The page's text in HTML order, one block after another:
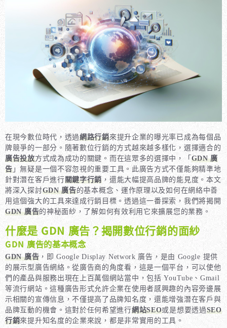
在現今數位時代，透過網路行銷來提升企業的曝光率已成為每個品
牌競爭的一部分。隨著數位行銷的方式越來越多樣化，選擇適合的
廣告投放方式成為成功的關鍵。而在這眾多的選擇中，「 GDN 廣
告」無疑是一個不容忽視的重要工具。此廣告方式不僅能夠精準地
針對潛在客戶進行關鍵字行銷 ，還能大幅提高品牌的能見度。本文
將深入探討GDN 廣告的基本概念、運作原理以及如何在網絡中善
用這個強大的工具來達成行銷目標。透過這一番探索，我們將揭開
GDN 廣告的神秘面紗，了解如何有效利用它來擴展您的業務。
什麼是 GDN 廣告？揭開數位行銷的面紗
GDN 廣告的基本概念
GDN 廣告 ，即 Google Display Network 廣告，是由 Google 提供
的展示型廣告網絡。從廣告商的角度看，這是一個平台，可以使他
們的產品與服務出現在上百萬個網站當中，包括 YouTube、Gmail
等流行網站。這種廣告形式允許企業在使用者感興趣的內容旁邊展
示相關的宣傳信息，不僅提高了品牌知名度，還能增強潛在客戶與
品牌互動的機會。這對於任何希望進行網站SEO或是想要透過SEO
行銷來提升知名度的企業來說，都是非常實用的工具。